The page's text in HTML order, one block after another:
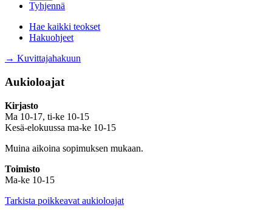
Tyhjennä
Hae kaikki teokset
Hakuohjeet
→ Kuvittajahakuun
Aukioloajat
Kirjasto
Ma 10-17, ti-ke 10-15
Kesä-elokuussa ma-ke 10-15
Muina aikoina sopimuksen mukaan.
Toimisto
Ma-ke 10-15
Tarkista poikkeavat aukioloajat